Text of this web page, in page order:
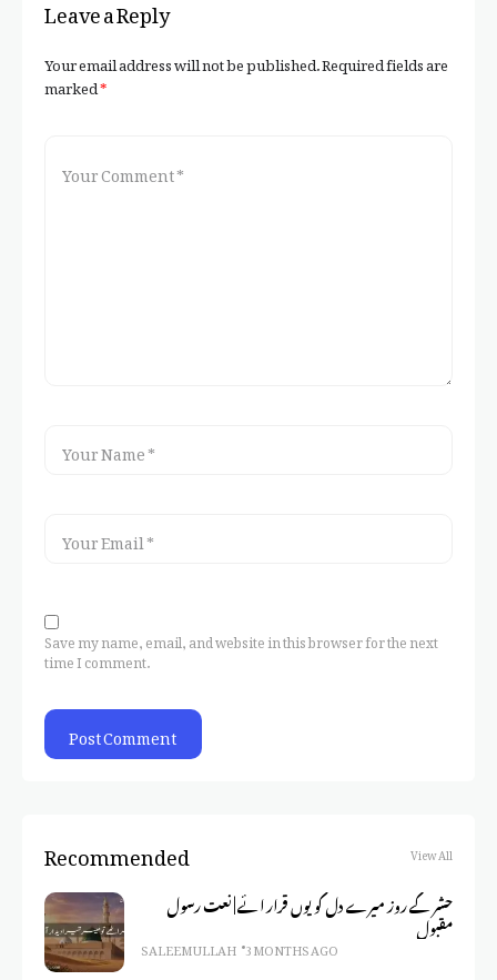
Leave a Reply
Your email address will not be published.Required fields are
marked*
Save my name, email, and website in this browser for the next
time I comment.
Recommended View All
حشر کے روز میرے دل کو یوں قرار ائے | نعت رسول
مقبول
SALEEM ULLAH 3 MONTHS AGO